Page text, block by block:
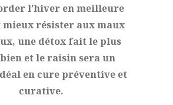
l’hiver en meilleure
résister aux maux
une détox fait le plus
et le raisin sera un
en cure préventive et
curative.